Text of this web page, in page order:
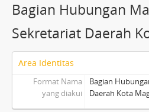
Bagian Hubungan
Sekretariat Daerah
Area Identitas
Format Nama
yang diakui
Bagian
Daerah Kota